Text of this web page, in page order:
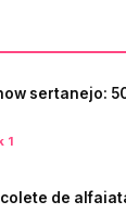
sertanejo:
1
colete de